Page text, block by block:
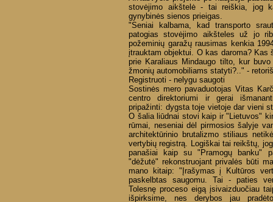
stovėjimo aikštelė - tai reiškia, jog
gynybinės sienos prieigas.
"Seniai kalbama, kad transporto
patogias stovėjimo aikšteles už jo
požeminių garažų rausimas kenkia
įtrauktam objektui. O kas daroma? Kas
prie Karaliaus Mindaugo tilto, kur
žmonių automobiliams statyti?.." -
Registruoti - nelygu saugoti
Sostinės mero pavaduotojas Vitas
centro direktoriumi ir gerai
pripažinti: dygsta toje vietoje dar vieni
O šalia liūdnai stovi kaip ir "Lietuvos"
rūmai, neseniai dėl pirmosios šalyje
architektūrinio brutalizmo stiliaus
vertybių registrą. Logiškai tai reikštų,
panašiai kaip su "Pramogų banku"
"dėžutė" rekonstruojant privalės būti
mano kitaip: "Įrašymas į Kultūros
paskelbtas saugomu. Tai - paties
Tolesnę proceso eigą įsivaizduočiau
išpirksime, nes derybos jau